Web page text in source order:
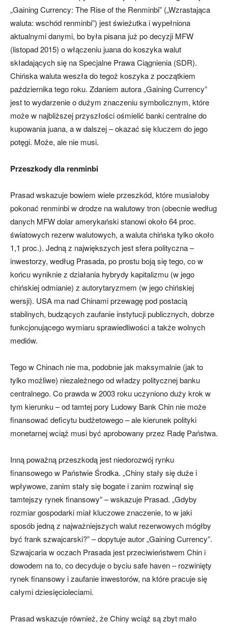
„Gaining Currency: The Rise of the Renminbi” („Wzrastająca
waluta: wschód renminbi”) jest świeżutka i wypełniona
aktualnymi danymi, bo była pisana już po decyzji MFW
(listopad 2015) o włączeniu juana do koszyka walut
składających się na Specjalne Prawa Ciągnienia (SDR).
Chińska waluta weszła do tegoż koszyka z początkiem
października tego roku. Zdaniem autora „Gaining Currency”
jest to wydarzenie o dużym znaczeniu symbolicznym, które
może w najbliższej przyszłości ośmielić banki centralne do
kupowania juana, a w dalszej – okazać się kluczem do jego
potęgi. Może, ale nie musi.
Przeszkody dla renminbi
Prasad wskazuje bowiem wiele przeszkód, które musiałoby
pokonać renminbi w drodze na walutowy tron (obecnie według
danych MFW dolar amerykański stanowi około 64 proc.
światowych rezerw walutowych, a waluta chińska tylko około
1,1 proc.). Jedną z największych jest sfera polityczna –
inwestorzy, według Prasada, po prostu boją się tego, co w
końcu wyniknie z działania hybrydy kapitalizmu (w jego
chińskiej odmianie) z autorytaryzmem (w jego chińskiej
wersji). USA ma nad Chinami przewagę pod postacią
stabilnych, budzących zaufanie instytucji publicznych, dobrze
funkcjonującego wymiaru sprawiedliwości a także wolnych
mediów.
Tego w Chinach nie ma, podobnie jak maksymalnie (jak to
tylko możliwe) niezależnego od władzy politycznej banku
centralnego. Co prawda w 2003 roku uczyniono duży krok w
tym kierunku – od tamtej pory Ludowy Bank Chin nie może
finansować deficytu budżetowego – ale kierunek polityki
monetarnej wciąż musi być aprobowany przez Radę Państwa.
Inną poważną przeszkodą jest niedorozwój rynku
finansowego w Państwie Środka. „Chiny stały się duże i
wpływowe, zanim stały się bogate i zanim rozwinął się
tamtejszy rynek finansowy” – wskazuje Prasad. „Gdyby
rozmiar gospodarki miał kluczowe znaczenie, to w jaki
sposób jedną z najważniejszych walut rezerwowych mógłby
być frank szwajcarski?” – dopytuje autor „Gaining Currency”.
Szwajcaria w oczach Prasada jest przeciwieństwem Chin i
dowodem na to, co decyduje o byciu safe haven – rozwinięty
rynek finansowy i zaufanie inwestorów, na które pracuje się
całymi dziesięcioleciami.
Prasad wskazuje również, że Chiny wciąż są zbyt mało